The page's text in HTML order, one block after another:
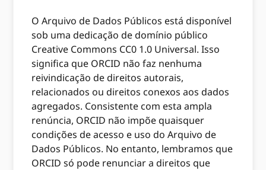
O Arquivo de Dados Públicos está disponível
sob uma dedicação de domínio público
Creative Commons CC0 1.0 Universal. Isso
significa que ORCID não faz nenhuma
reivindicação de direitos autorais,
relacionados ou direitos conexos aos dados
agregados. Consistente com esta ampla
renúncia, ORCID não impõe quaisquer
condições de acesso e uso do Arquivo de
Dados Públicos. No entanto, lembramos que
ORCID só pode renunciar a direitos que